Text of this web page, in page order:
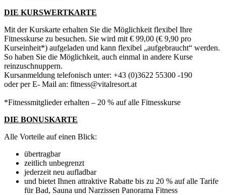
DIE KURSWERTKARTE
Mit der Kurskarte erhalten Sie die Möglichkeit flexibel Ihre
Fitnesskurse zu besuchen. Sie wird mit € 99,00 (€ 9,90 pro
Kurseinheit*) aufgeladen und kann flexibel „aufgebraucht“ werden.
So haben Sie die Möglichkeit, auch einmal in andere Kurse
reinzuschnuppern.
Kursanmeldung telefonisch unter: +43 (0)3622 55300 -190
oder per E- Mail an: fitness@vitalresort.at
*Fitnessmitglieder erhalten – 20 % auf alle Fitnesskurse
DIE BONUSKARTE
Alle Vorteile auf einen Blick:
übertragbar
zeitlich unbegrenzt
jederzeit neu aufladbar
und bietet Ihnen attraktive Rabatte bis zu 20 % auf alle Tarife
für Bad, Sauna und Narzissen Panorama Fitness